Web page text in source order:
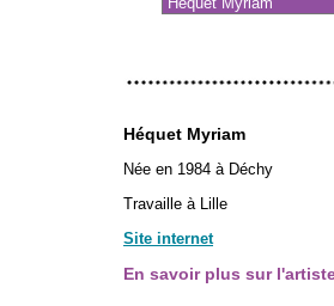
Héquet Myriam
Née en 1984 à Déchy
Travaille à Lille
Site internet
En savoir plus sur